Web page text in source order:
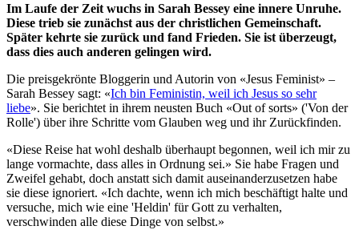
Im Laufe der Zeit wuchs in Sarah Bessey eine innere Unruhe.
Diese trieb sie zunächst aus der christlichen Gemeinschaft.
Später kehrte sie zurück und fand Frieden. Sie ist überzeugt,
dass dies auch anderen gelingen wird.
Die preisgekrönte Bloggerin und Autorin von «Jesus Feminist» –
Sarah Bessey sagt: «Ich bin Feministin, weil ich Jesus so sehr
liebe». Sie berichtet in ihrem neusten Buch «Out of sorts» ('Von der
Rolle') über ihre Schritte vom Glauben weg und ihr Zurückfinden.
«Diese Reise hat wohl deshalb überhaupt begonnen, weil ich mir zu
lange vormachte, dass alles in Ordnung sei.» Sie habe Fragen und
Zweifel gehabt, doch anstatt sich damit auseinanderzusetzen habe
sie diese ignoriert. «Ich dachte, wenn ich mich beschäftigt halte und
versuche, mich wie eine 'Heldin' für Gott zu verhalten,
verschwinden alle diese Dinge von selbst.»